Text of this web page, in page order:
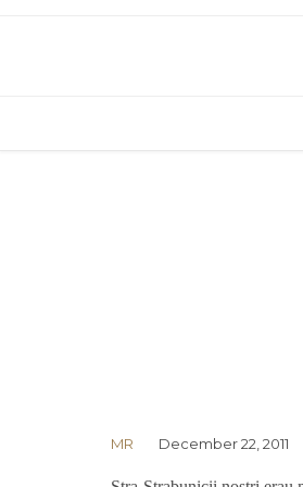
MR December 22, 2011